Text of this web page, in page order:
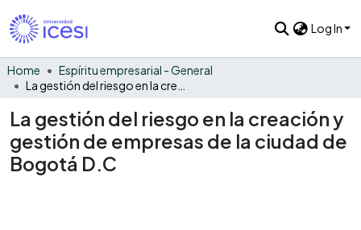
Log In
Home
Espíritu empresarial - General
La gestión del riesgo en la creación y
gestión de empresas de la ciudad de
Bogotá D.C